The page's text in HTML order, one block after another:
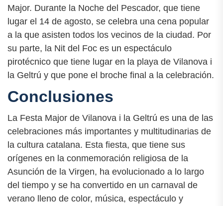
Major. Durante la Noche del Pescador, que tiene
lugar el 14 de agosto, se celebra una cena popular
a la que asisten todos los vecinos de la ciudad. Por
su parte, la Nit del Foc es un espectáculo
pirotécnico que tiene lugar en la playa de Vilanova i
la Geltrú y que pone el broche final a la celebración.
Conclusiones
La Festa Major de Vilanova i la Geltrú es una de las
celebraciones más importantes y multitudinarias de
la cultura catalana. Esta fiesta, que tiene sus
orígenes en la conmemoración religiosa de la
Asunción de la Virgen, ha evolucionado a lo largo
del tiempo y se ha convertido en un carnaval de
verano lleno de color, música, espectáculo y